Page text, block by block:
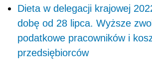
Dieta w delegacji krajowej
dobę od 28 lipca. Wyższe
podatkowe pracowników i
przedsiębiorców